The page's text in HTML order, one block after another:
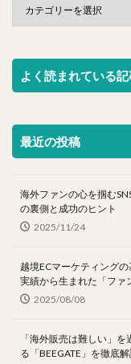
よく読まれている
最近の投稿
海外ファンの心を掴む
の裏側と成功のヒント
2025/11/24
越境ECマーケティング
実績から生まれた「ファ
2025/08/08
「海外販売は難しい」
る「BEEGATE」を徹底解